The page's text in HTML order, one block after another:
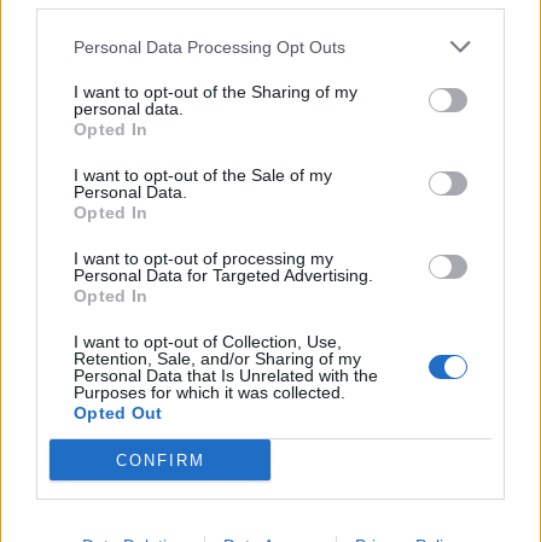
Personal Data Processing Opt Outs
I want to opt-out of the Sharing of my
personal data.
Opted In
I want to opt-out of the Sale of my
Personal Data.
Opted In
I want to opt-out of processing my
Personal Data for Targeted Advertising.
Opted In
I want to opt-out of Collection, Use,
Retention, Sale, and/or Sharing of my
Personal Data that Is Unrelated with the
Purposes for which it was collected.
Opted Out
CONFIRM